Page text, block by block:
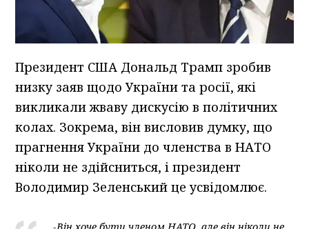
Президент США Дональд Трамп зробив
низку заяв щодо України та росії, які
викликали жваву дискусію в політичних
колах. Зокрема, він висловив думку, що
прагнення України до членства в НАТО
ніколи не здійсниться, і президент
Володимир Зеленський це усвідомлює.